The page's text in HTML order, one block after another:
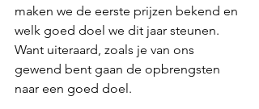
maken we de eerste prijzen bekend en
welk goed doel we dit jaar steunen.
Want uiteraard, zoals je van ons
gewend bent gaan de opbrengsten
naar een goed doel.